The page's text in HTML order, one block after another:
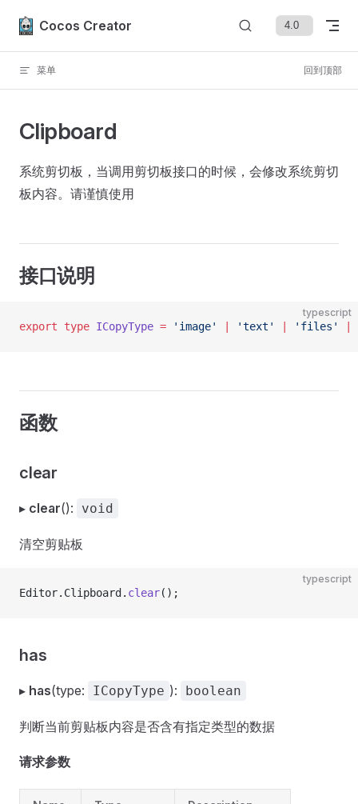
Skip to content
Cocos Creator
菜单 回到顶部
Clipboard
系统剪切板，当调用剪切板接口的时候，会修改系统剪切
板内容。请谨慎使用
接口说明
typescript
export type ICopyType = 'image' 'text' 'files'
函数
clear
▸ clear(): void
清空剪贴板
typescript
Editor.Clipboard. clear();
has
▸ has(type: ICopyType ): boolean
判断当前剪贴板内容是否含有指定类型的数据
请求参数